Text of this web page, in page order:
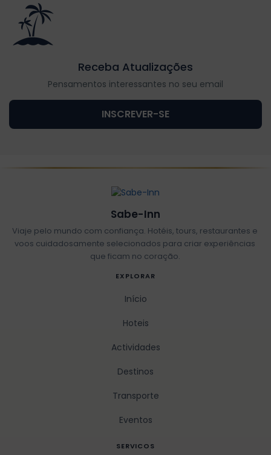
Receba Atualizações
Pensamentos interessantes no seu email
INSCREVER-SE
Sabe-Inn
Viaje pelo mundo com confiança. Hotéis, tours, restaurantes e
voos cuidadosamente selecionados para criar experiências
que ficam no coração.
EXPLORAR
Início
Hoteis
Actividades
Destinos
Transporte
Eventos
SERVICOS